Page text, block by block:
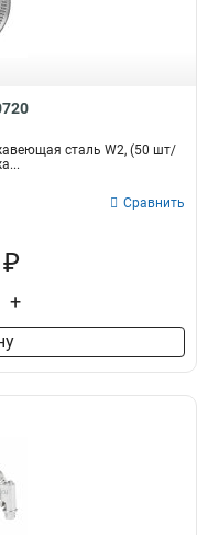
сталь W2, (50 шт/
Сравнить
+